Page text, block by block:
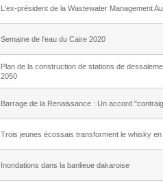
L'ex-président de la Wastewater Management
Semaine de l'eau du Caire 2020
Plan de la construction de stations de
2050
Barrage de la Renaissance : Un accord
Trois jeunes écossais transforment le whisky en
Inondations dans la banlieue dakaroise